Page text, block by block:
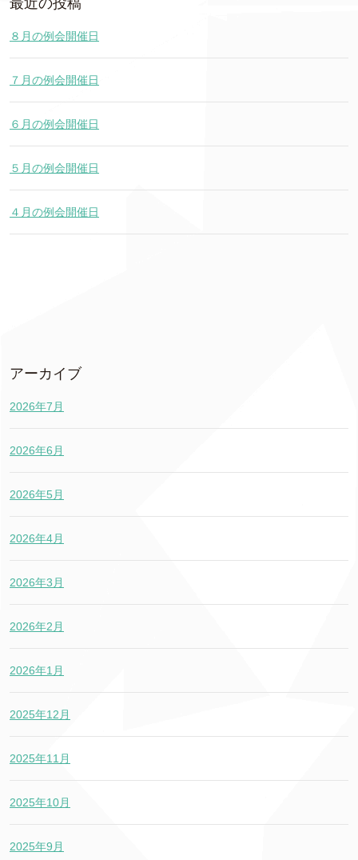
最近の投稿
８月の例会開催日
７月の例会開催日
６月の例会開催日
５月の例会開催日
４月の例会開催日
アーカイブ
2026年7月
2026年6月
2026年5月
2026年4月
2026年3月
2026年2月
2026年1月
2025年12月
2025年11月
2025年10月
2025年9月